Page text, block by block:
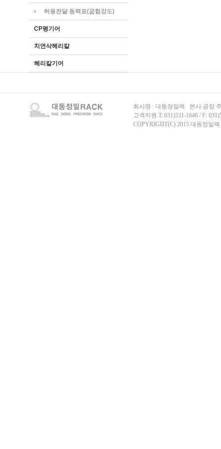
허용전달 동력표(굽힘강도)
CP평기어
치연삭헤리칼
헤리칼기어
회사명 : 대동정밀랙 본사.공장
고객지원 T: 031)531-1646 / F:
COPYRIGHT(C) 2015 대동정밀